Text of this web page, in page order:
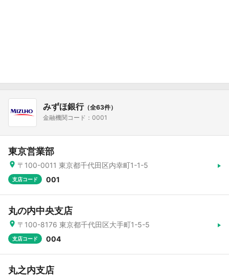
みずほ銀行（全63件）
金融機関コード：0001
東京営業部
〒100-0011 東京都千代田区内幸町1-1-5
支店コード 001
丸の内中央支店
〒100-8176 東京都千代田区大手町1-5-5
支店コード 004
丸之内支店